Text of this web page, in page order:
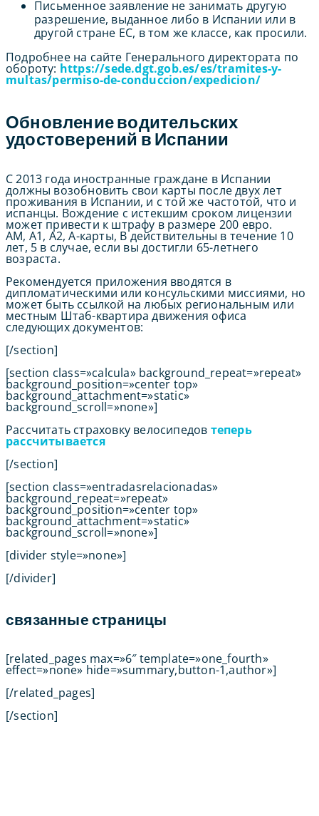
Письменное заявление не занимать другую
разрешение, выданное либо в Испании или в
другой стране ЕС, в том же классе, как просили.
Подробнее на сайте Генерального директората по
обороту: https://sede.dgt.gob.es/es/tramites-y-
multas/permiso-de-conduccion/expedicion/
Обновление водительских
удостоверений в Испании
С 2013 года иностранные граждане в Испании
должны возобновить свои карты после двух лет
проживания в Испании, и с той же частотой, что и
испанцы. Вождение с истекшим сроком лицензии
может привести к штрафу в размере 200 евро.
AM, A1, A2, A-карты, B действительны в течение 10
лет, 5 в случае, если вы достигли 65-летнего
возраста.
Рекомендуется приложения вводятся в
дипломатическими или консульскими миссиями, но
может быть ссылкой на любых региональным или
местным Штаб-квартира движения офиса
следующих документов:
[/section]
[section class=»calcula» background_repeat=»repeat»
background_position=»center top»
background_attachment=»static»
background_scroll=»none»]
Рассчитать страховку велосипедов теперь
рассчитывается
[/section]
[section class=»entradasrelacionadas»
background_repeat=»repeat»
background_position=»center top»
background_attachment=»static»
background_scroll=»none»]
[divider style=»none»]
[/divider]
связанные страницы
[related_pages max=»6″ template=»one_fourth»
effect=»none» hide=»summary,button-1,author»]
[/related_pages]
[/section]